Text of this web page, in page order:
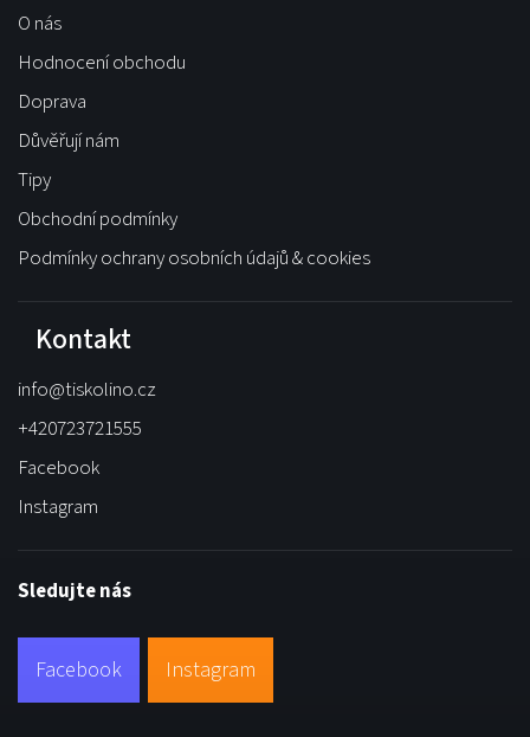
O nás
Hodnocení obchodu
Doprava
Důvěřují nám
Tipy
Obchodní podmínky
Podmínky ochrany osobních údajů & cookies
Kontakt
info@tiskolino.cz
+420723721555
Facebook
Instagram
Sledujte nás
Facebook Instagram